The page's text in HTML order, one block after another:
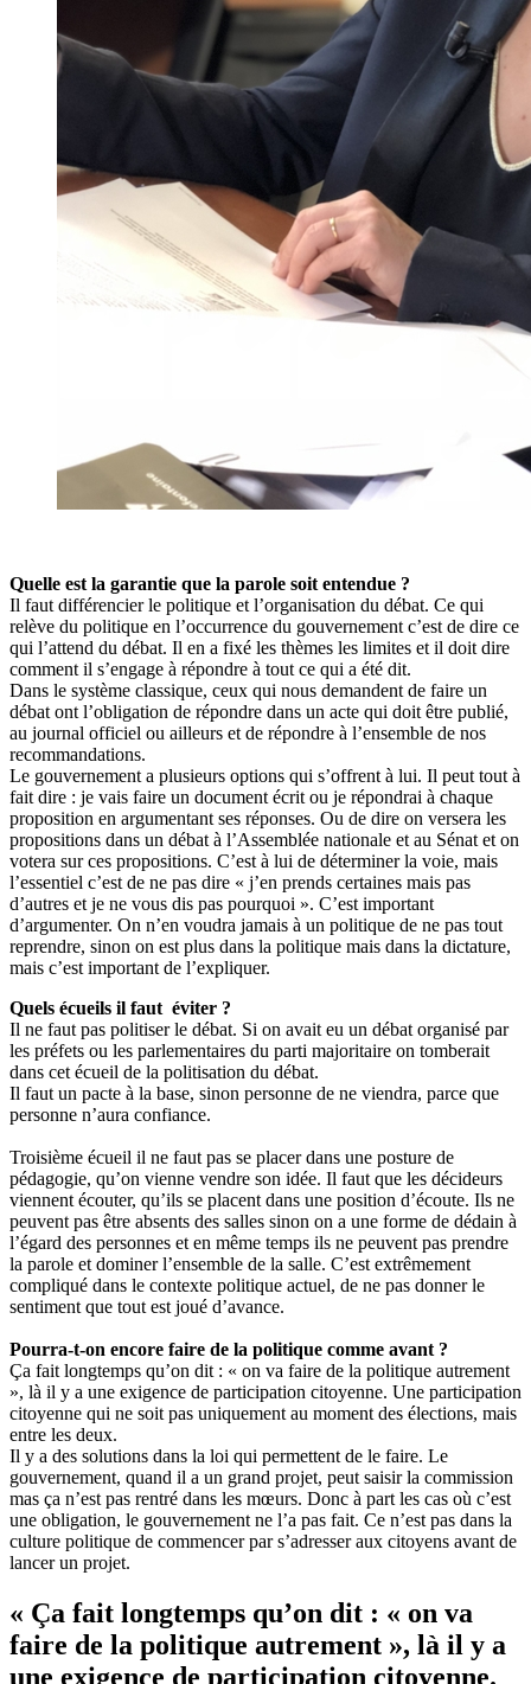
Quelle est la garantie que la parole soit entendue ?
Il faut différencier le politique et l’organisation du débat. Ce qui
relève du politique en l’occurrence du gouvernement c’est de dire ce
qui l’attend du débat. Il en a fixé les thèmes les limites et il doit dire
comment il s’engage à répondre à tout ce qui a été dit.
Dans le système classique, ceux qui nous demandent de faire un
débat ont l’obligation de répondre dans un acte qui doit être publié,
au journal officiel ou ailleurs et de répondre à l’ensemble de nos
recommandations.
Le gouvernement a plusieurs options qui s’offrent à lui. Il peut tout à
fait dire : je vais faire un document écrit ou je répondrai à chaque
proposition en argumentant ses réponses. Ou de dire on versera les
propositions dans un débat à l’Assemblée nationale et au Sénat et on
votera sur ces propositions. C’est à lui de déterminer la voie, mais
l’essentiel c’est de ne pas dire « j’en prends certaines mais pas
d’autres et je ne vous dis pas pourquoi ». C’est important
d’argumenter. On n’en voudra jamais à un politique de ne pas tout
reprendre, sinon on est plus dans la politique mais dans la dictature,
mais c’est important de l’expliquer.
Quels écueils il faut éviter ?
Il ne faut pas politiser le débat. Si on avait eu un débat organisé par
les préfets ou les parlementaires du parti majoritaire on tomberait
dans cet écueil de la politisation du débat.
Il faut un pacte à la base, sinon personne de ne viendra, parce que
personne n’aura confiance.
Troisième écueil il ne faut pas se placer dans une posture de
pédagogie, qu’on vienne vendre son idée. Il faut que les décideurs
viennent écouter, qu’ils se placent dans une position d’écoute. Ils ne
peuvent pas être absents des salles sinon on a une forme de dédain à
l’égard des personnes et en même temps ils ne peuvent pas prendre
la parole et dominer l’ensemble de la salle. C’est extrêmement
compliqué dans le contexte politique actuel, de ne pas donner le
sentiment que tout est joué d’avance.
Pourra-t-on encore faire de la politique comme avant ?
Ça fait longtemps qu’on dit : « on va faire de la politique autrement
», là il y a une exigence de participation citoyenne. Une participation
citoyenne qui ne soit pas uniquement au moment des élections, mais
entre les deux.
Il y a des solutions dans la loi qui permettent de le faire. Le
gouvernement, quand il a un grand projet, peut saisir la commission
mas ça n’est pas rentré dans les mœurs. Donc à part les cas où c’est
une obligation, le gouvernement ne l’a pas fait. Ce n’est pas dans la
culture politique de commencer par s’adresser aux citoyens avant de
lancer un projet.
« Ça fait longtemps qu’on dit : « on va
faire de la politique autrement », là il y a
une exigence de participation citoyenne.